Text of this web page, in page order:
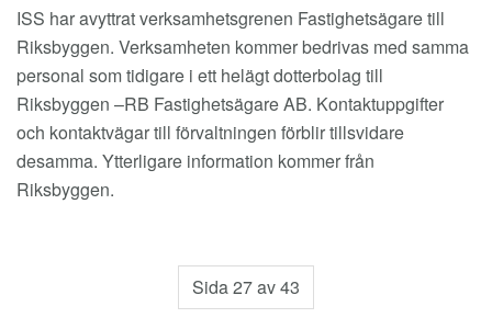
ISS har avyttrat verksamhetsgrenen Fastighetsägare till
Riksbyggen. Verksamheten kommer bedrivas med samma
personal som tidigare i ett helägt dotterbolag till
Riksbyggen –RB Fastighetsägare AB. Kontaktuppgifter
och kontaktvägar till förvaltningen förblir tillsvidare
desamma. Ytterligare information kommer från
Riksbyggen.
Sida 27 av 43